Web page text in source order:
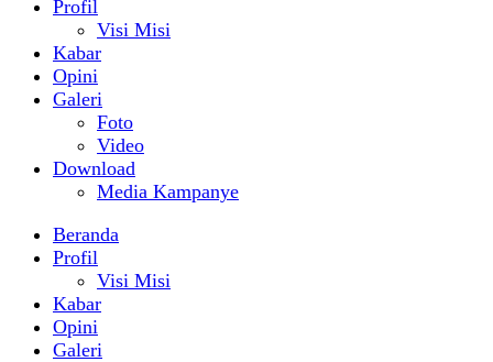
Profil
Visi Misi
Kabar
Opini
Galeri
Foto
Video
Download
Media Kampanye
Beranda
Profil
Visi Misi
Kabar
Opini
Galeri